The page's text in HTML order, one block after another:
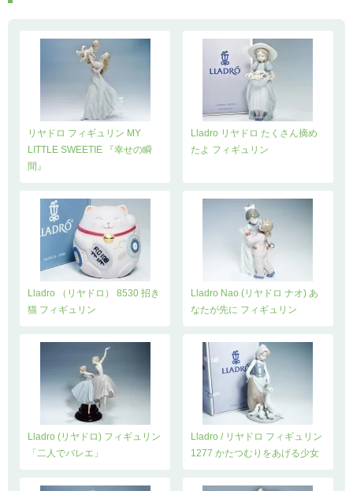
リヤドロ フィギュリン MY
LITTLE SWEETIE 『幸せの瞬
間』
Lladro リヤドロ たくさん摘め
たよ フィギュリン
Lladro （リヤドロ） 8530 招き
猫 フィギュリン
Lladro Nao (リヤドロ ナオ) あ
なたが先に フィギュリン
Lladro (リヤドロ) フィギュリン
「二人でバレエ」
Lladro / リヤドロ フィギュリン
1277 かたつむりをあげる少女